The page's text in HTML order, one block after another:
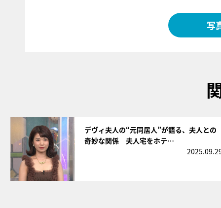
写
デヴィ夫人の“元同居人”が語る、夫人との
奇妙な関係 夫人宅をホテ…